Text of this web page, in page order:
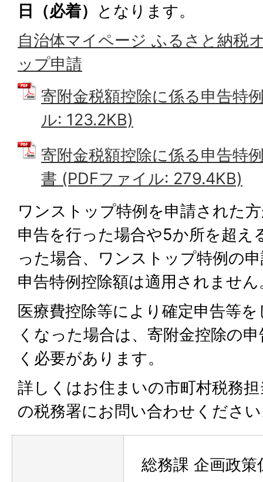
日（必着）
となります。
自治体マイページ ふるさと納税
ップ申請
寄附金税額控除に係る申告特
ル: 123.2KB)
寄附金税額控除に係る申告特
書 (PDFファイル: 279.4KB)
ワンストップ特例を申請された
申告を行った場合や5か所を超え
った場合、ワンストップ特例の
申告特例控除額は適用されません
医療費控除等により確定申告等
くなった場合は、寄附金控除の
く必要があります。
詳しくはお住まいの市町村税務
の税務署にお問い合わせくださ
総務課 企画政策